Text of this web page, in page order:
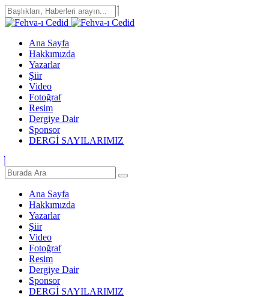
Ana Sayfa
Hakkımızda
Yazarlar
Şiir
Video
Fotoğraf
Resim
Dergiye Dair
Sponsor
DERGİ SAYILARIMIZ
Ana Sayfa
Hakkımızda
Yazarlar
Şiir
Video
Fotoğraf
Resim
Dergiye Dair
Sponsor
DERGİ SAYILARIMIZ